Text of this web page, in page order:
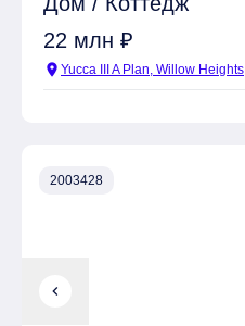
22 млн ₽
location_on Yucca III A Plan, Willow Heights
chevron_left
2003428